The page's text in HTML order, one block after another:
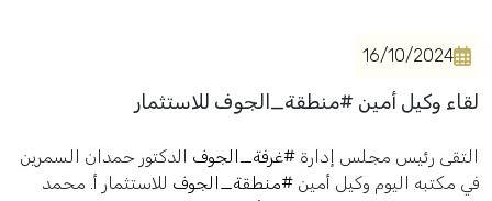
16/10/2024
لقاء وكيل أمين #منطقة_الجوف للاستثمار
التقى رئيس مجلس إدارة #غرفة_الجوف الدكتور حمدان السمرين
في مكتبه اليوم وكيل أمين #منطقة_الجوف للاستثمار أ. محمد